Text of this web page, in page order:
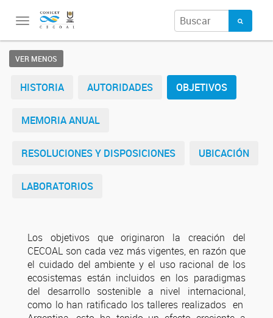
Toggle
VER MENOS
HISTORIA AUTORIDADES OBJETIVOS
MEMORIA ANUAL
RESOLUCIONES Y DISPOSICIONES UBICACIÓN
LABORATORIOS
Los objetivos que originaron la creación del
CECOAL son cada vez más vigentes, en razón que
el cuidado del ambiente y el uso racional de los
ecosistemas están incluidos en los paradigmas
del desarrollo sostenible a nivel internacional,
como lo han ratificado los talleres realizados en